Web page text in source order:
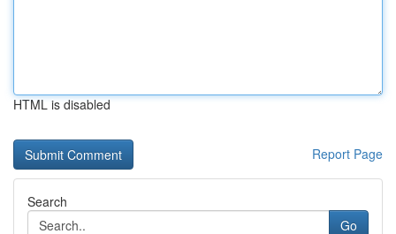
HTML is disabled
Report Page
Search
Go